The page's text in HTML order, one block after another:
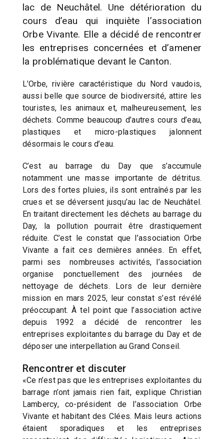
lac de Neuchâtel. Une détérioration du
cours d’eau qui inquiète l’association
Orbe Vivante. Elle a décidé de rencontrer
les entreprises concernées et d’amener
la problématique devant le Canton.
L’Orbe, rivière caractéristique du Nord vaudois,
aussi belle que source de biodiversité, attire les
touristes, les animaux et, malheureusement, les
déchets. Comme beaucoup d’autres cours d’eau,
plastiques et micro-plastiques jalonnent
désormais le cours d’eau.
C’est au barrage du Day que s’accumule
notamment une masse importante de détritus.
Lors des fortes pluies, ils sont entraînés par les
crues et se déversent jusqu’au lac de Neuchâtel.
En traitant directement les déchets au barrage du
Day, la pollution pourrait être drastiquement
réduite. C’est le constat que l’association Orbe
Vivante a fait ces dernières années. En effet,
parmi ses nombreuses activités, l’association
organise ponctuellement des journées de
nettoyage de déchets. Lors de leur dernière
mission en mars 2025, leur constat s’est révélé
préoccupant. À tel point que l’association active
depuis 1992 a décidé de rencontrer les
entreprises exploitantes du barrage du Day et de
déposer une interpellation au Grand Conseil.
Rencontrer et discuter
«Ce n’est pas que les entreprises exploitantes du
barrage n’ont jamais rien fait, explique Christian
Lambercy, co-président de l’association Orbe
Vivante et habitant des Clées. Mais leurs actions
étaient sporadiques et les entreprises